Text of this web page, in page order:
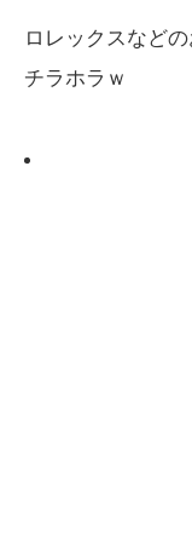
ロレックスなど
チラホラｗ